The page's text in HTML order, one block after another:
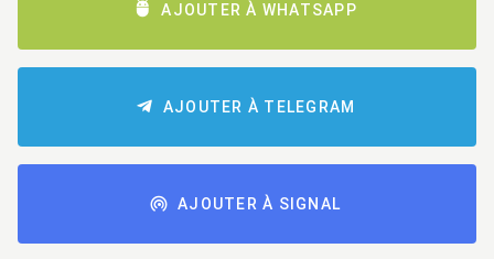
AJOUTER À WHATSAPP
AJOUTER À TELEGRAM
AJOUTER À SIGNAL